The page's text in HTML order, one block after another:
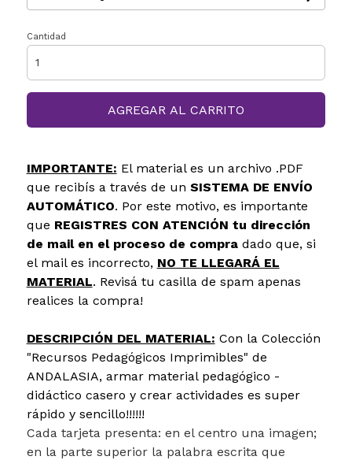
Cantidad
AGREGAR AL CARRITO
IMPORTANTE: El material es un archivo .PDF
que recibís a través de un SISTEMA DE ENVÍO
AUTOMÁTICO. Por este motivo, es importante
que REGISTRES CON ATENCIÓN tu dirección
de mail en el proceso de compradado que, si
el mail es incorrecto, NO TE LLEGARÁ EL
MATERIAL. Revisá tu casilla de spam apenas
realices la compra!
DESCRIPCIÓN DEL MATERIAL: Con la Colección
"Recursos Pedagógicos Imprimibles" de
ANDALASIA, armar material pedagógico -
didáctico casero y crear actividades es super
rápido y sencillo!!!!!!
Cada tarjeta presenta: en el centro una imagen;
en la parte superior la palabra escrita que